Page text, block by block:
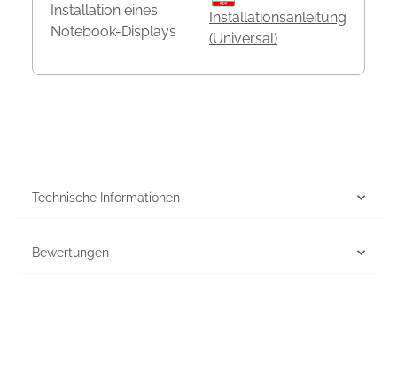
Installation eines
Notebook-Displays
Installationsanleitung
(Universal)
Technische Informationen
Bewertungen